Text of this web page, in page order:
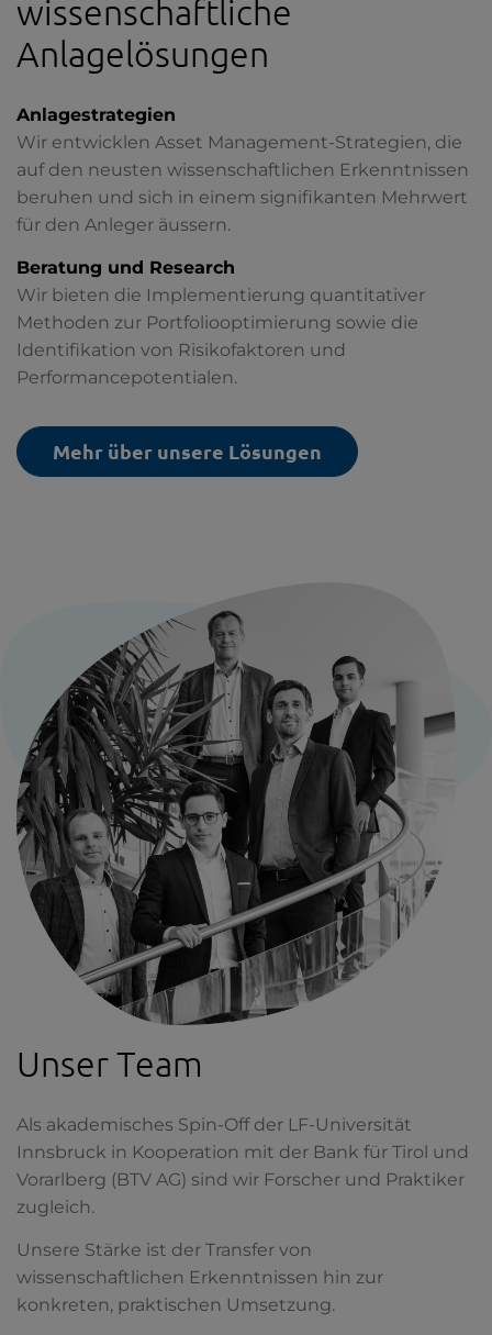
wissenschaftliche
Anlagelösungen
Anlagestrategien
Wir entwicklen Asset Management-Strategien, die
auf den neusten wissenschaftlichen Erkenntnissen
beruhen und sich in einem signifikanten Mehrwert
für den Anleger äussern.
Beratung und Research
Wir bieten die Implementierung quantitativer
Methoden zur Portfoliooptimierung sowie die
Identifikation von Risikofaktoren und
Performancepotentialen.
Mehr über unsere Lösungen
Unser Team
Als akademisches Spin-Off der LF-Universität
Innsbruck in Kooperation mit der Bank für Tirol und
Vorarlberg (BTV AG) sind wir Forscher und Praktiker
zugleich.
Unsere Stärke ist der Transfer von
wissenschaftlichen Erkenntnissen hin zur
konkreten, praktischen Umsetzung.